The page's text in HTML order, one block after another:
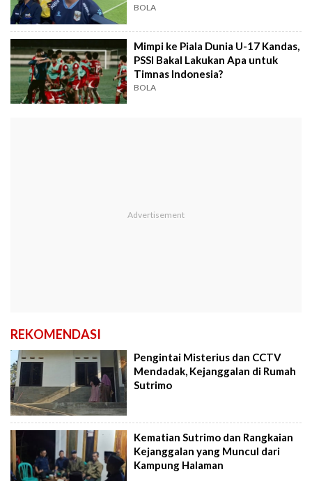
BOLA
Mimpi ke Piala Dunia U-17 Kandas,
PSSI Bakal Lakukan Apa untuk
Timnas Indonesia?
BOLA
REKOMENDASI
Pengintai Misterius dan CCTV
Mendadak, Kejanggalan di Rumah
Sutrimo
Kematian Sutrimo dan Rangkaian
Kejanggalan yang Muncul dari
Kampung Halaman